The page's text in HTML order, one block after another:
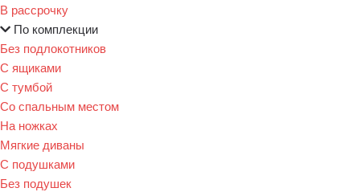
В рассрочку
По комплекции
Без подлокотников
С ящиками
С тумбой
Со спальным местом
На ножках
Мягкие диваны
С подушками
Без подушек